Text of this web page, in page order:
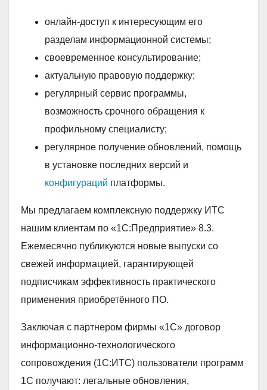
онлайн-доступ к интересующим его
разделам информационной системы;
своевременное консультирование;
актуальную правовую поддержку;
регулярный сервис программы,
возможность срочного обращения к
профильному специалисту;
регулярное получение обновлений, помощь
в установке последних версий и
конфигураций платформы.
Мы предлагаем комплексную поддержку ИТС
нашим клиентам по «1С:Предприятие» 8.3.
Ежемесячно публикуются новые выпуски со
свежей информацией, гарантирующей
подписчикам эффективность практического
применения приобретённого ПО.
Заключая с партнером фирмы «1С» договор
информационно-технологического
сопровождения (1С:ИТС) пользователи программ
1С получают: легальные обновления,